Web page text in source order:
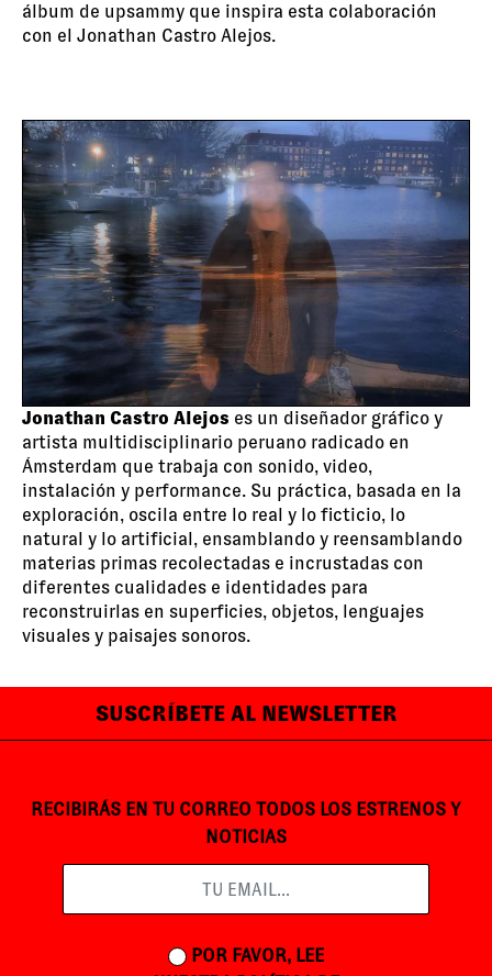
álbum de upsammy que inspira esta colaboración
con el Jonathan Castro Alejos.
Jonathan Castro Alejos es un diseñador gráfico y
artista multidisciplinario peruano radicado en
Ámsterdam que trabaja con sonido, video,
instalación y performance. Su práctica, basada en la
exploración, oscila entre lo real y lo ficticio, lo
natural y lo artificial, ensamblando y reensamblando
materias primas recolectadas e incrustadas con
diferentes cualidades e identidades para
reconstruirlas en superficies, objetos, lenguajes
visuales y paisajes sonoros.
SUSCRÍBETE AL NEWSLETTER
RECIBIRÁS EN TU CORREO TODOS LOS ESTRENOS Y
NOTICIAS
POR FAVOR, LEE